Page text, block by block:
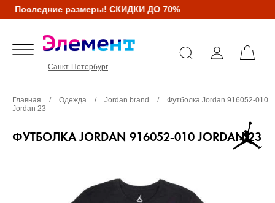
Последние размеры! СКИДКИ ДО 70%
Санкт-Петербург
Главная / Одежда / Jordan brand /
Футболка Jordan 916052-010
Jordan 23
ФУТБОЛКА JORDAN 916052-010 JORDAN 23